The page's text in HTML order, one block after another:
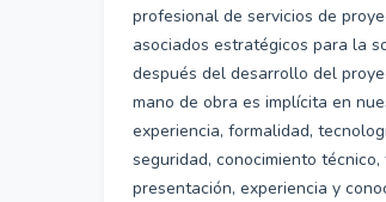
profesional de servicios de
asociados estratégicos para la
después del desarrollo del
mano de obra es implícita en
experiencia, formalidad,
seguridad, conocimiento
presentación, experiencia y